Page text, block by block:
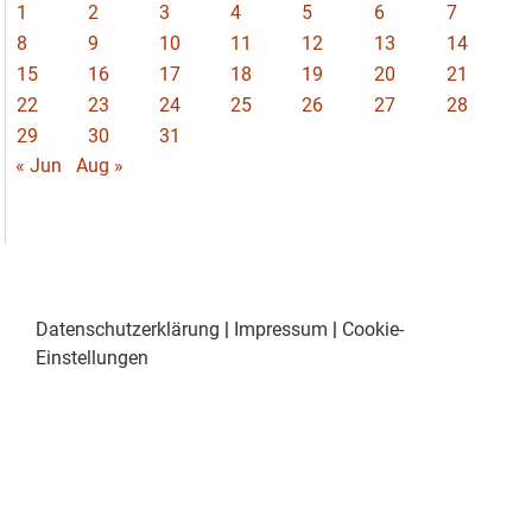
1 2 3 4 5 6
7
8
9 10 11 12 13
14
15
16 17 18 19 20
21
22
23 24 25 26 27
28
29
30
31
« Jun
Aug »
Datenschutzerklärung Impressum
Cookie-
Einstellungen